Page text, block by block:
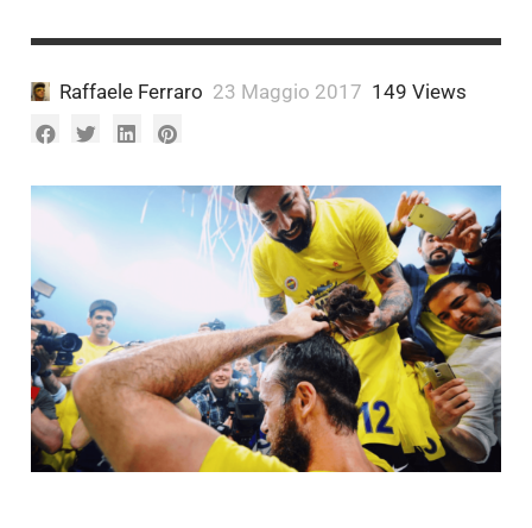
Raffaele Ferraro 23 Maggio 2017 149 Views